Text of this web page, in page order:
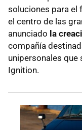
soluciones para el
el centro de las
anunciado la
compañía
unipersonales que
Ignition.